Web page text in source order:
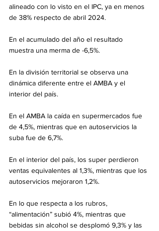
alineado con lo visto en el IPC, ya en menos
de 38% respecto de abril 2024.
En el acumulado del año el resultado
muestra una merma de -6,5%.
En la división territorial se observa una
dinámica diferente entre el AMBA y el
interior del país.
En el AMBA la caída en supermercados fue
de 4,5%, mientras que en autoservicios la
suba fue de 6,7%.
En el interior del país, los super perdieron
ventas equivalentes al 1,3%, mientras que los
autoservicios mejoraron 1,2%.
En lo que respecta a los rubros,
“alimentación” subió 4%, mientras que
bebidas sin alcohol se desplomó 9,3% y las